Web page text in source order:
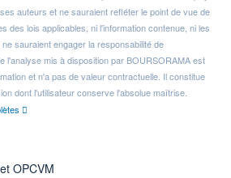
auteurs et ne sauraient refléter le point de vue de
des lois applicables, ni l'information contenue, ni les
sauraient engager la responsabilité de
l'analyse mis à disposition par BOURSORAMA est
et n'a pas de valeur contractuelle. Il constitue
dont l'utilisateur conserve l'absolue maîtrise.
OPCVM